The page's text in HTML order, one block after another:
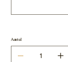
Aantal